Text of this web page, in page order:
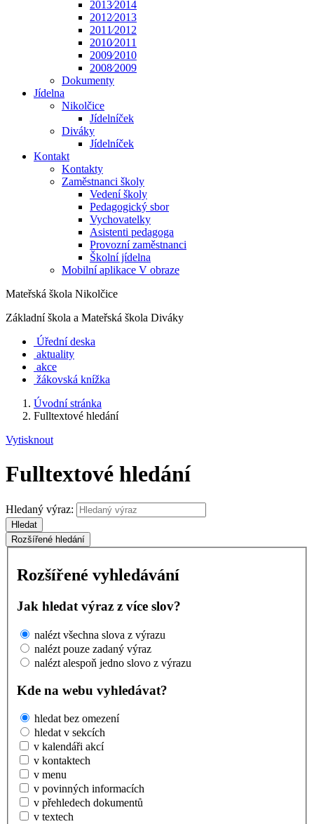
2013⁄2014
2012⁄2013
2011⁄2012
2010⁄2011
2009⁄2010
2008⁄2009
Dokumenty
Jídelna
Nikolčice
Jídelníček
Diváky
Jídelníček
Kontakt
Kontakty
Zaměstnanci školy
Vedení školy
Pedagogický sbor
Vychovatelky
Asistenti pedagoga
Provozní zaměstnanci
Školní jídelna
Mobilní aplikace V obraze
Mateřská škola Nikolčice
Základní škola a Mateřská škola Diváky
Úřední deska
aktuality
akce
žákovská knížka
Úvodní stránka
Fulltextové hledání
Vytisknout
Fulltextové hledání
Hledaný výraz:
Hledat
Rozšířené hledání
Rozšířené vyhledávání
Jak hledat výraz z více slov?
nalézt všechna slova z výrazu
nalézt pouze zadaný výraz
nalézt alespoň jedno slovo z výrazu
Kde na webu vyhledávat?
hledat bez omezení
hledat v sekcích
v kalendáři akcí
v kontaktech
v menu
v povinných informacích
v přehledech dokumentů
v textech